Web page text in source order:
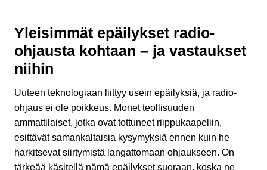
Yleisimmät epäilykset radio-
ohjausta kohtaan – ja vastaukset
niihin
Uuteen teknologiaan liittyy usein epäilyksiä, ja radio-
ohjaus ei ole poikkeus. Monet teollisuuden
ammattilaiset, jotka ovat tottuneet riippukaapeliin,
esittävät samankaltaisia kysymyksiä ennen kuin he
harkitsevat siirtymistä langattomaan ohjaukseen. On
tärkeää käsitellä nämä epäilykset suoraan, koska ne